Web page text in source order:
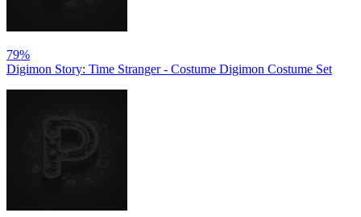
79%
Digimon Story: Time Stranger - Costume Digimon Costume Set